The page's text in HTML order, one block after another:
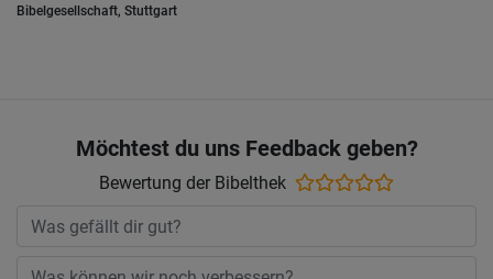
Bibelgesellschaft, Stuttgart
Möchtest du uns Feedback geben?
Bewertung der Bibelthek